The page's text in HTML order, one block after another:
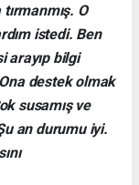
O
istedi. Ben
arayıp bilgi
destek olmak
susamış ve
an durumu iyi.